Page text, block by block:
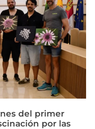
del primer
por las